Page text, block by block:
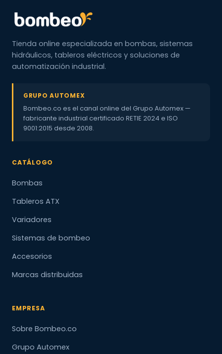
Tienda online especializada en bombas, sistemas
hidráulicos, tableros eléctricos y soluciones de
automatización industrial.
GRUPO AUTOMEX
Bombeo.co es el canal online del Grupo Automex —
fabricante industrial certificado RETIE 2024 e ISO
9001:2015 desde 2008.
CATÁLOGO
Bombas
Tableros ATX
Variadores
Sistemas de bombeo
Accesorios
Marcas distribuidas
EMPRESA
Sobre Bombeo.co
Grupo Automex